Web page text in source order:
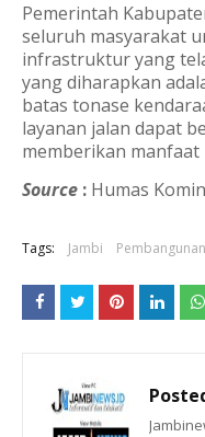
Pemerintah
seluruh masyarakat
infrastruktur yang
yang diharapkan
batas tonase
layanan jalan dapat
memberikan manfaat
Source : Humas
Tags: Jambi Pembangunan